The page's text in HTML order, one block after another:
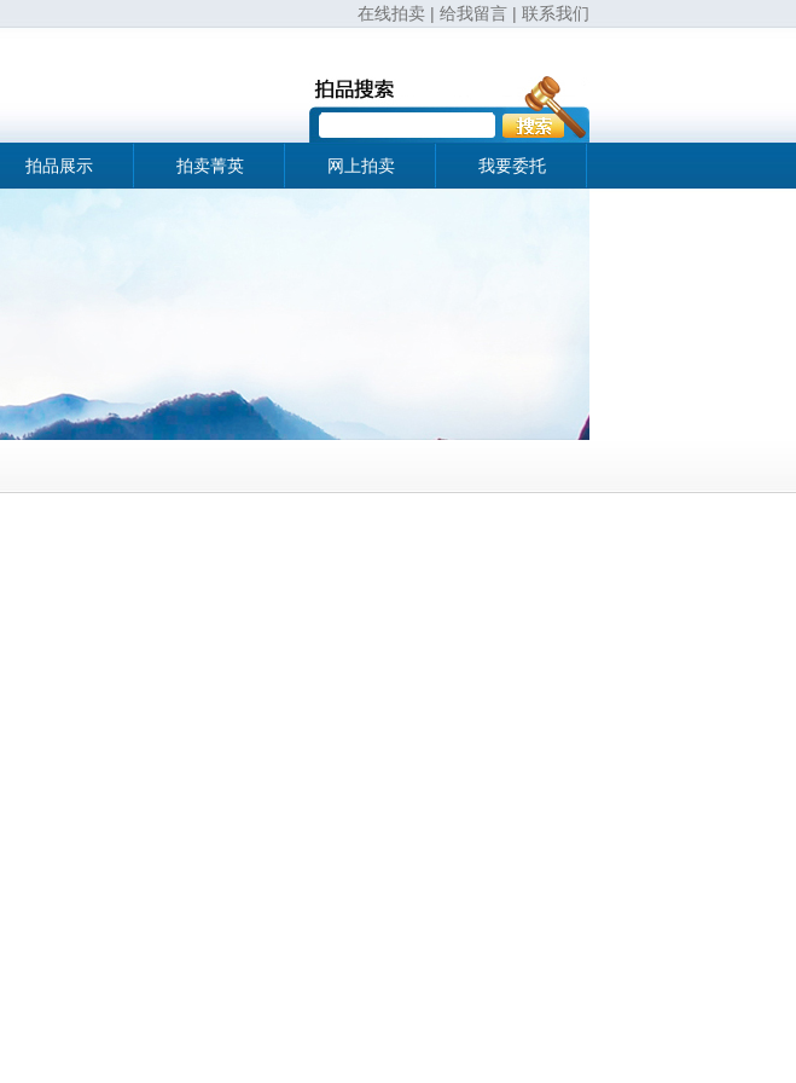
在线拍卖 | 给我留言 | 联系我们
拍品展示 拍卖菁英 网上拍卖 我要委托